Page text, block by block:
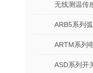
无线测温传
ARB5系列
ARTM系列
ASD系列开